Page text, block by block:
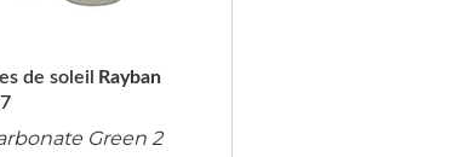
de soleil Rayban
Green 2